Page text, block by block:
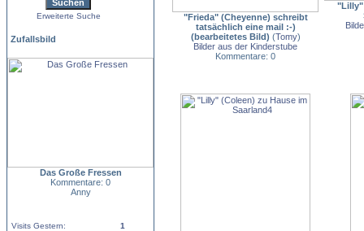
Erweiterte Suche
Zufallsbild
Das Große Fressen
Kommentare: 0
Anny
Visits Gestern:
1
"Frieda" (Cheyenne) schreibt
tatsächlich eine mail :-)
(bearbeitetes Bild) (Tomy)
Bilder aus der Kinderstube
Kommentare: 0
"Lilly"